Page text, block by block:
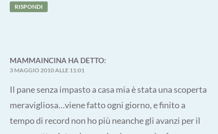
RISPONDI
MAMMAINCINA HA DETTO:
3 MAGGIO 2010 ALLE 11:01
Il pane senza impasto a casa mia è stata una scoperta
meravigliosa…viene fatto ogni giorno, e finito a
tempo di record non ho più neanche gli avanzi per il